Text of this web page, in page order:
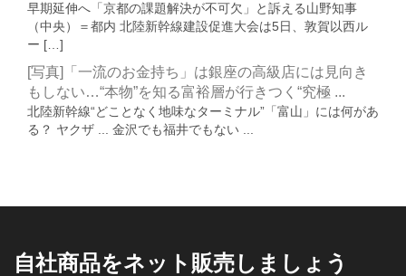
早期延伸へ「京都の課題解決が不可欠」と訴える山野知事
（中央）＝都内 北陸新幹線建設促進大会は5日、敦賀以西ル
ー […]
[写真]「一流のお金持ち」は銀座の高級店には見向き
もしない…“本物”を知る富裕層が行きつく“究極 ...
北陸新幹線“どことなく地味なターミナル”「富山」には何があ
る？ ヤクザ ... 金沢でも福井でもない ...
自社商品をネット販売しましょう